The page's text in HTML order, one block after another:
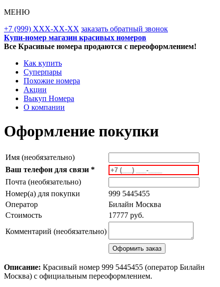
МЕНЮ
+7 (999) XXX-XX-XX заказать обратный звонок
Купи-номер магазин красивых номеров
Все Красивые номера продаются с переоформлением!
Как купить
Суперпары
Похожие номера
Акции
Выкуп Номера
О компании
Оформление покупки
Имя (необязательно)
Ваш телефон для связи *
Почта (необязательно)
Номер(а) для покупки
999 5445455
Оператор
Билайн Москва
Стоимость
17777 руб.
Комментарий (необязательно)
Описание: Красивый номер 999 5445455 (оператор Билайн
Москва) с официальным переоформлением.